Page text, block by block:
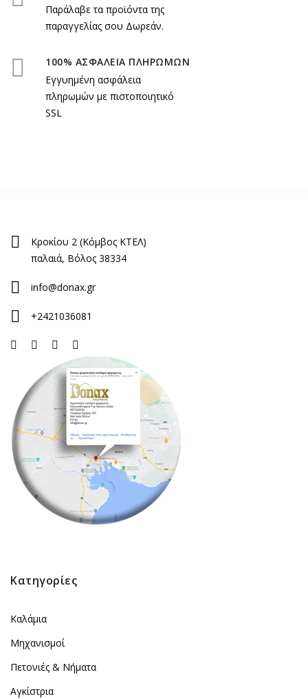
Παράλαβε τα προϊόντα της
παραγγελίας σου Δωρεάν.
100% ΑΣΦΑΛΕΙΑ ΠΛΗΡΩΜΩΝ
Εγγυημένη ασφάλεια
πληρωμών με πιστοποιητικό
SSL
Κροκίου 2 (Κόμβος ΚΤΕΛ)
παλαιά, Βόλος 38334
info@donax.gr
+2421036081
Κατηγορίες
Καλάμια
Μηχανισμοί
Πετονιές & Νήματα
Αγκίστρια